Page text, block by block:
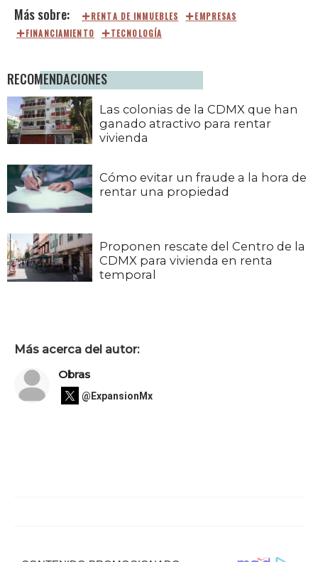
RENTA DE INMUEBLES
EMPRESAS
FINANCIAMIENTO
TECNOLOGÍA
RECOMENDACIONES
Las colonias de la CDMX que han
ganado atractivo para rentar
vivienda
Cómo evitar un fraude a la hora de
rentar una propiedad
Proponen rescate del Centro de la
CDMX para vivienda en renta
temporal
Más acerca del autor:
Obras
@ExpansionMx